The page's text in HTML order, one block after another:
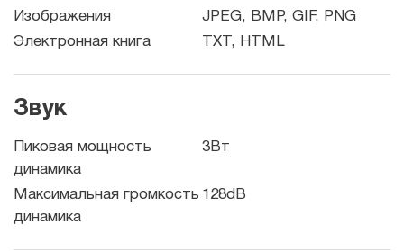
Изображения
JPEG, BMP, GIF, PNG
Электронная книга
TXT, HTML
Звук
Пиковая мощность
динамика
3Вт
Максимальная громкость
динамика
128dB